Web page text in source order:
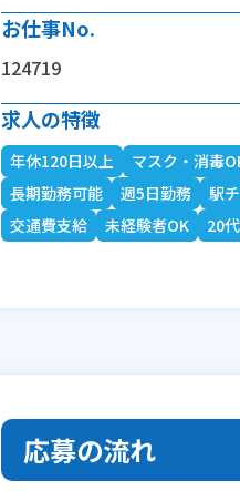
お仕事No.
124719
求人の特徴
年休120日以上 マスク・消毒
長期勤務可能
週5日勤務 駅
交通費支給
未経験者OK 20
応募の流れ